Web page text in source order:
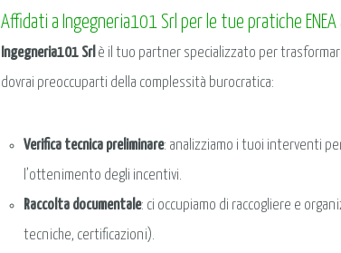
Affidati a Ingegneria101 Srl per le tue pratiche
Ingegneria101 Srl è il tuo partner specializzato per
dovrai preoccuparti della complessità burocratica:
Verifica tecnica preliminare: analizziamo i tuoi interventi
l’ottenimento degli incentivi.
Raccolta documentale: ci occupiamo di raccogliere e
tecniche, certificazioni).